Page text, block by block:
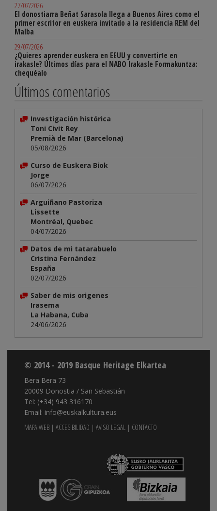
27/07/2026
El donostiarra Beñat Sarasola llega a Buenos Aires como el
primer escritor en euskera invitado a la residencia REM del
Malba
29/07/2026
¿Quieres aprender euskera en EEUU y convertirte en
irakasle? Últimos días para el NABO Irakasle Formakuntza:
chequéalo
Últimos comentarios
Investigación histórica
Toni Civit Rey
Premià de Mar (Barcelona)
05/08/2026
Curso de Euskera Biok
Jorge
06/07/2026
Arguiñano Pastoriza
Lissette
Montréal, Quebec
04/07/2026
Datos de mi tatarabuelo
Cristina Fernández
España
02/07/2026
Saber de mis origenes
Irasema
La Habana, Cuba
24/06/2026
© 2014 - 2019 Basque Heritage Elkartea
Bera Bera 73
20009 Donostia / San Sebastián
Tel: (+34) 943 316170
Email: info@euskalkultura.eus
MAPA WEB | ACCESIBILIDAD | AVISO LEGAL | CONTACTO